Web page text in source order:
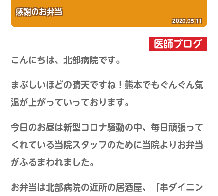
感謝のお弁当
2020.05.11
医師ブログ
こんにちは、北部病院です。
まぶしいほどの晴天ですね！熊本でもぐんぐん気
温が上がっていっております。
今日のお昼は新型コロナ騒動の中、毎日頑張って
くれている当院スタッフのために当院よりお弁当
がふるまわれました。
お弁当は北部病院の近所の居酒屋、「串ダイニン